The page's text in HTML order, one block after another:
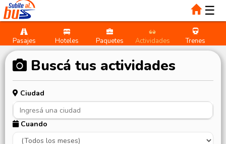
☰
Pasajes Hoteles Paquetes Actividades Trenes
Buscá tus actividades
Ciudad
Cuando